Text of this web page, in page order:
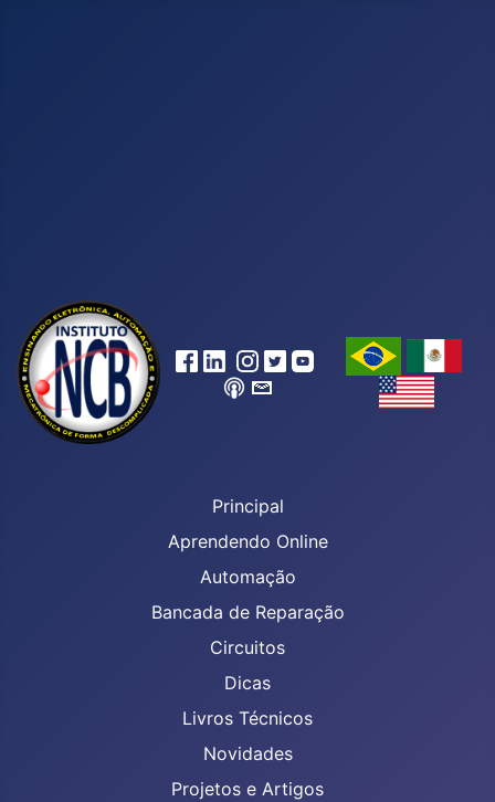
Principal
Aprendendo Online
Automação
Bancada de Reparação
Circuitos
Dicas
Livros Técnicos
Novidades
Projetos e Artigos